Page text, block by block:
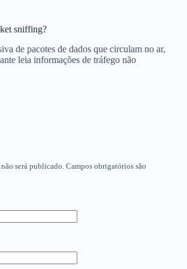
sniffing?
de pacotes de dados que circulam no ar,
leia informações de tráfego não
será publicado. Campos obrigatórios são